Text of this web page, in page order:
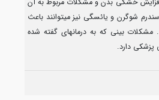
خشکی بدن و مشکلات مربوط به آن
شوگرن و یائسگی نیز میتوانند باعث
بینی که به درمانهای گفته شده
پزشکی دارد.